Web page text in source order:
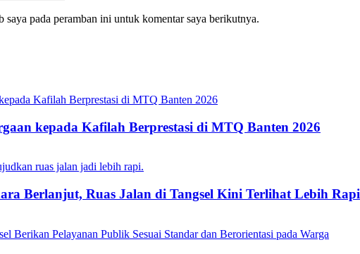
saya pada peramban ini untuk komentar saya berikutnya.
kepada Kafilah Berprestasi di MTQ Banten 2026
Berlanjut, Ruas Jalan di Tangsel Kini Terlihat Lebih Rapi